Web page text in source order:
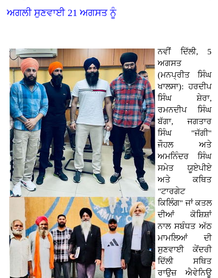
ਅਗਲੀ ਸੁਣਵਾਈ 21 ਅਗਸਤ ਨੂੰ
ਨਵੀਂ ਦਿੱਲੀ, 5
ਅਗਸਤ
(ਮਨਪ੍ਰੀਤ ਸਿੰਘ
ਖਾਲਸਾ): ਹਰਦੀਪ
ਸਿੰਘ ਸ਼ੇਰਾ,
ਰਮਨਦੀਪ ਸਿੰਘ
ਬੱਗਾ, ਜਗਤਾਰ
ਸਿੰਘ "ਜੱਗੀ"
ਜੌਹਲ ਅਤੇ
ਅਮਨਿੰਦਰ ਸਿੰਘ
ਸਮੇਤ ਯੂਏਪੀਏ
ਅਤੇ ਕਥਿਤ
"ਟਾਰਗੇਟ
ਕਿਲਿੰਗ" ਜਾਂ ਕਤਲ
ਦੀਆਂ ਕੋਸ਼ਿਸ਼ਾਂ
ਨਾਲ ਸਬੰਧਤ ਅੱਠ
ਮਾਮਲਿਆਂ ਦੀ
ਸੁਣਵਾਈ ਕੇਂਦਰੀ
ਦਿੱਲੀ ਸਥਿਤ
ਰਾਉਜ਼ ਐਵੇਨਿਊ